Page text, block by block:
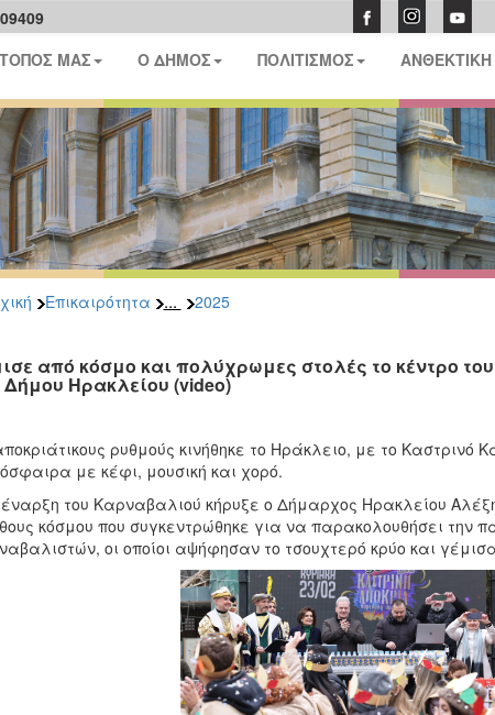
ΜΑΣ Ο ΔΗΜΟΣ ΠΟΛΙΤΙΣΜΟΣ
Επικαιρότητα ... 2025
από κόσμο και πολύχρωμες στολές το κέντρο
Δήμου Ηρακλείου (video)
ρυθμούς κινήθηκε το Ηράκλειο, με το Καστρινό
με κέφι, μουσική και χορό.
του Καρναβαλιού κήρυξε ο Δήμαρχος Ηρακλείου
κόσμου που συγκεντρώθηκε για να παρακολουθήσει την
οι οποίοι αψήφησαν το τσουχτερό κρύο και